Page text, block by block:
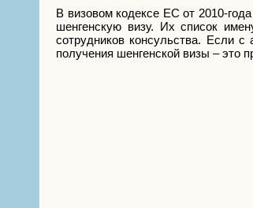
В визовом кодексе ЕС от 2010-
шенгенскую визу. Их список
сотрудников консульства. Если
получения шенгенской визы – это